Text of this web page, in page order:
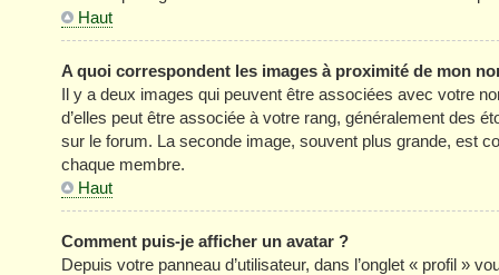
Haut
A quoi correspondent les images à proximité de mon
Il y a deux images qui peuvent être associées avec votre
d’elles peut être associée à votre rang, généralement des
sur le forum. La seconde image, souvent plus grande, est
chaque membre.
Haut
Comment puis-je afficher un avatar ?
Depuis votre panneau d’utilisateur, dans l’onglet « profil »